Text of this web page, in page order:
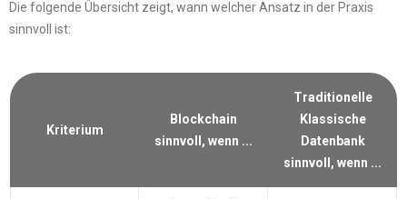
Die folgende Übersicht zeigt, wann welcher Ansatz in der Praxis
sinnvoll ist:
Kriterium
Blockchain
sinnvoll, wenn ...
Traditionelle
Klassische
Datenbank
sinnvoll, wenn ...